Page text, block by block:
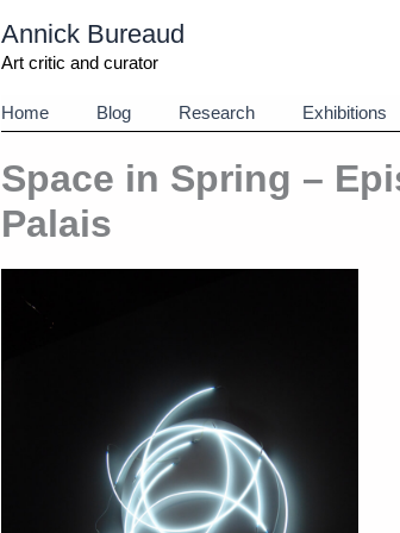
Annick Bureaud
Art critic and curator
Home Blog Research Exhibitions
Space in Spring –
Palais